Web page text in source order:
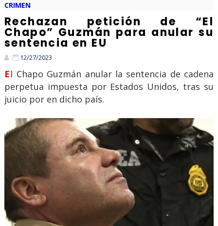
CRIMEN
Rechazan petición de “El
Chapo” Guzmán para anular su
sentencia en EU
12/27/2023
El Chapo Guzmán anular la sentencia de cadena
perpetua impuesta por Estados Unidos, tras su
juicio por en dicho país.